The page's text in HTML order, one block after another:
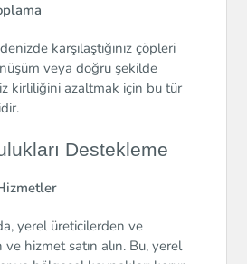
karşılaştığınız çöpleri
veya doğru şekilde
kirliliğini azaltmak için bu tür
Destekleme
yerel üreticilerden ve
hizmet satın alın. Bu, yerel